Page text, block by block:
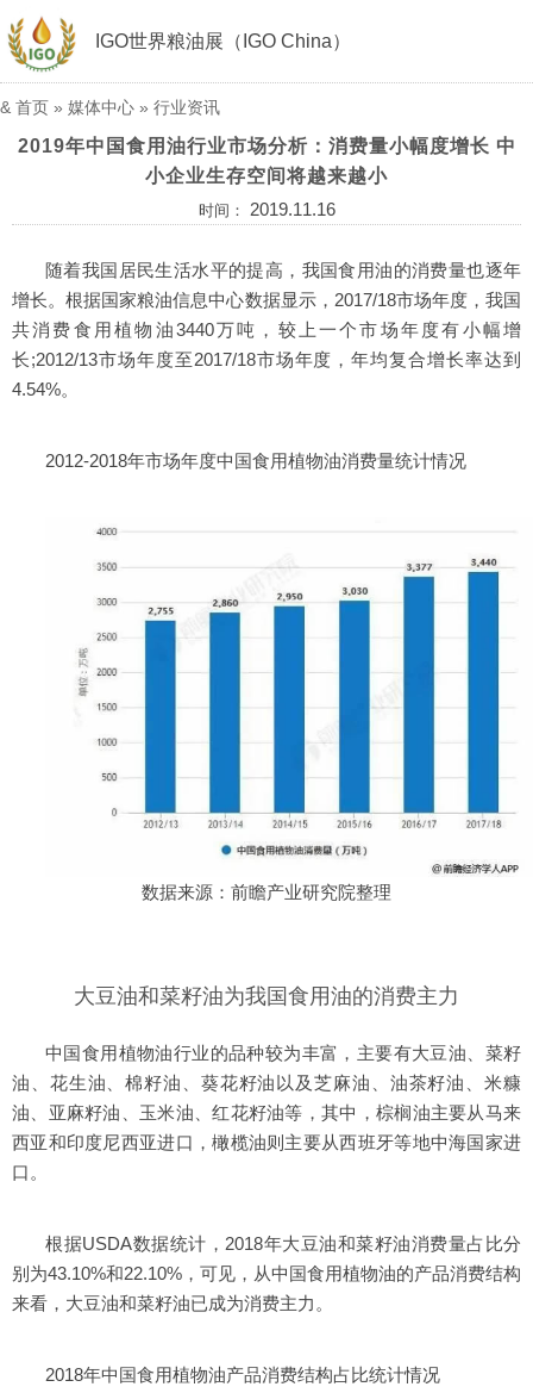
IGO世界粮油展（IGO China）
& 首页 » 媒体中心 » 行业资讯
2019年中国食用油行业市场分析：消费量小幅度增长 中
小企业生存空间将越来越小
时间： 2019.11.16
随着我国居民生活水平的提高，我国食用油的消费量也逐年
增长。根据国家粮油信息中心数据显示，2017/18市场年度，我国
共消费食用植物油3440万吨，较上一个市场年度有小幅增
长;2012/13市场年度至2017/18市场年度，年均复合增长率达到
4.54%。
2012-2018年市场年度中国食用植物油消费量统计情况
数据来源：前瞻产业研究院整理
大豆油和菜籽油为我国食用油的消费主力
中国食用植物油行业的品种较为丰富，主要有大豆油、菜籽
油、花生油、棉籽油、葵花籽油以及芝麻油、油茶籽油、米糠
油、亚麻籽油、玉米油、红花籽油等，其中，棕榈油主要从马来
西亚和印度尼西亚进口，橄榄油则主要从西班牙等地中海国家进
口。
根据USDA数据统计，2018年大豆油和菜籽油消费量占比分
别为43.10%和22.10%，可见，从中国食用植物油的产品消费结构
来看，大豆油和菜籽油已成为消费主力。
2018年中国食用植物油产品消费结构占比统计情况